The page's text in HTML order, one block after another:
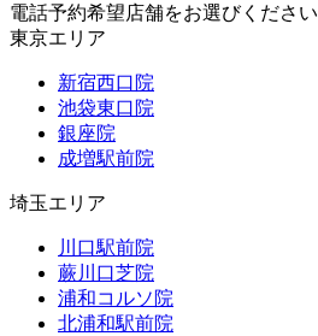
電話予約希望店舗をお選びください
東京エリア
新宿西口院
池袋東口院
銀座院
成増駅前院
埼玉エリア
川口駅前院
蕨川口芝院
浦和コルソ院
北浦和駅前院